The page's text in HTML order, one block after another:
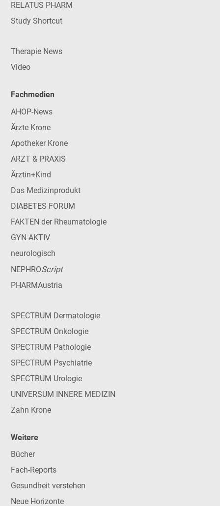
RELATUS PHARM
Study Shortcut
Therapie News
Video
Fachmedien
AHOP-News
Ärzte Krone
Apotheker Krone
ARZT & PRAXIS
Ärztin+Kind
Das Medizinprodukt
DIABETES FORUM
FAKTEN der Rheumatologie
GYN-AKTIV
neurologisch
NEPHROScript
PHARMAustria
SPECTRUM Dermatologie
SPECTRUM Onkologie
SPECTRUM Pathologie
SPECTRUM Psychiatrie
SPECTRUM Urologie
UNIVERSUM INNERE MEDIZIN
Zahn Krone
Weitere
Bücher
Fach-Reports
Gesundheit verstehen
Neue Horizonte